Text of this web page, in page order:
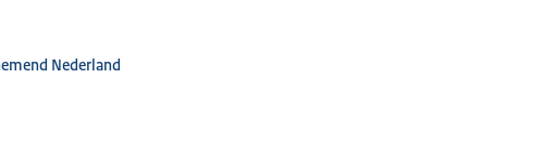
Nederland